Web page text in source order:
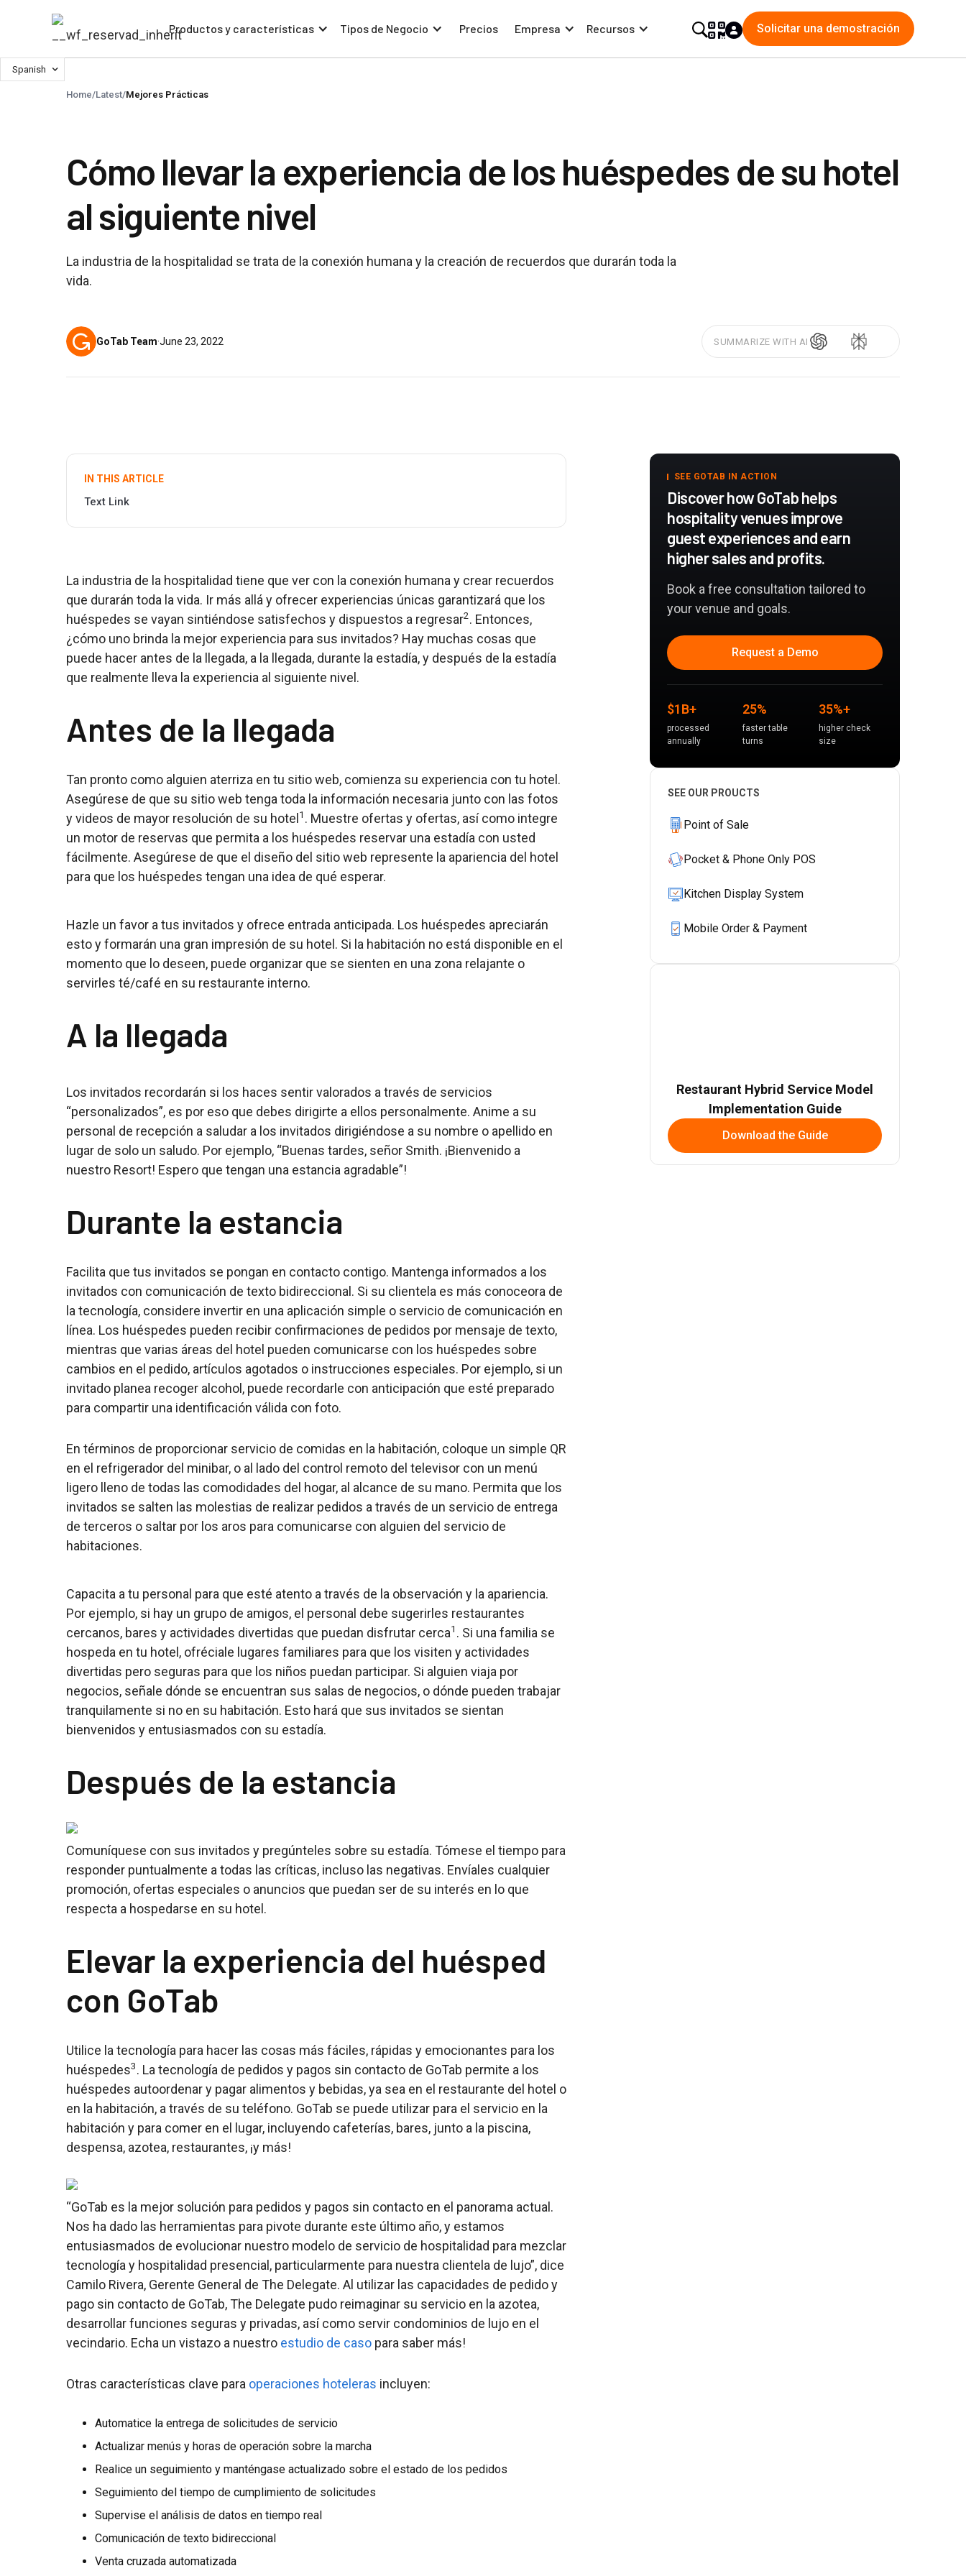
Productos y características Tipos de Negocio Precios Empresa Recursos Solicitar una demostración
Spanish
Home/Latest/Mejores Prácticas
Cómo llevar la experiencia de los huéspedes de su hotel
al siguiente nivel
La industria de la hospitalidad se trata de la conexión humana y la creación de recuerdos que durarán toda la
vida.
GoTab Team·June 23, 2022 SUMMARIZE WITH AI
IN THIS ARTICLE
Text Link
La industria de la hospitalidad tiene que ver con la conexión humana y crear recuerdos
que durarán toda la vida. Ir más allá y ofrecer experiencias únicas garantizará que los
huéspedes se vayan sintiéndose satisfechos y dispuestos a regresar2. Entonces,
¿cómo uno brinda la mejor experiencia para sus invitados? Hay muchas cosas que
puede hacer antes de la llegada, a la llegada, durante la estadía, y después de la estadía
que realmente lleva la experiencia al siguiente nivel.
Antes de la llegada
Tan pronto como alguien aterriza en tu sitio web, comienza su experiencia con tu hotel.
Asegúrese de que su sitio web tenga toda la información necesaria junto con las fotos
y videos de mayor resolución de su hotel 1 . Muestre ofertas y ofertas, así como integre
un motor de reservas que permita a los huéspedes reservar una estadía con usted
fácilmente. Asegúrese de que el diseño del sitio web represente la apariencia del hotel
para que los huéspedes tengan una idea de qué esperar.
Hazle un favor a tus invitados y ofrece entrada anticipada. Los huéspedes apreciarán
esto y formarán una gran impresión de su hotel. Si la habitación no está disponible en el
momento que lo deseen, puede organizar que se sienten en una zona relajante o
servirles té/café en su restaurante interno.
A la llegada
Los invitados recordarán si los haces sentir valorados a través de servicios
“personalizados”, es por eso que debes dirigirte a ellos personalmente. Anime a su
personal de recepción a saludar a los invitados dirigiéndose a su nombre o apellido en
lugar de solo un saludo. Por ejemplo, “Buenas tardes, señor Smith. ¡Bienvenido a
nuestro Resort! Espero que tengan una estancia agradable”!
Durante la estancia
Facilita que tus invitados se pongan en contacto contigo. Mantenga informados a los
invitados con comunicación de texto bidireccional. Si su clientela es más conoceora de
la tecnología, considere invertir en una aplicación simple o servicio de comunicación en
línea. Los huéspedes pueden recibir confirmaciones de pedidos por mensaje de texto,
mientras que varias áreas del hotel pueden comunicarse con los huéspedes sobre
cambios en el pedido, artículos agotados o instrucciones especiales. Por ejemplo, si un
invitado planea recoger alcohol, puede recordarle con anticipación que esté preparado
para compartir una identificación válida con foto.
En términos de proporcionar servicio de comidas en la habitación, coloque un simple QR
en el refrigerador del minibar, o al lado del control remoto del televisor con un menú
ligero lleno de todas las comodidades del hogar, al alcance de su mano. Permita que los
invitados se salten las molestias de realizar pedidos a través de un servicio de entrega
de terceros o saltar por los aros para comunicarse con alguien del servicio de
habitaciones.
Capacita a tu personal para que esté atento a través de la observación y la apariencia.
Por ejemplo, si hay un grupo de amigos, el personal debe sugerirles restaurantes
cercanos, bares y actividades divertidas que puedan disfrutar cerca1 . Si una familia se
hospeda en tu hotel, ofréciale lugares familiares para que los visiten y actividades
divertidas pero seguras para que los niños puedan participar. Si alguien viaja por
negocios, señale dónde se encuentran sus salas de negocios, o dónde pueden trabajar
tranquilamente si no en su habitación. Esto hará que sus invitados se sientan
bienvenidos y entusiasmados con su estadía.
Después de la estancia
Comuníquese con sus invitados y pregúnteles sobre su estadía. Tómese el tiempo para
responder puntualmente a todas las críticas, incluso las negativas. Envíales cualquier
promoción, ofertas especiales o anuncios que puedan ser de su interés en lo que
respecta a hospedarse en su hotel.
Elevar la experiencia del huésped
con GoTab
Utilice la tecnología para hacer las cosas más fáciles, rápidas y emocionantes para los
huéspedes3. La tecnología de pedidos y pagos sin contacto de GoTab permite a los
huéspedes autoordenar y pagar alimentos y bebidas, ya sea en el restaurante del hotel o
en la habitación, a través de su teléfono. GoTab se puede utilizar para el servicio en la
habitación y para comer en el lugar, incluyendo cafeterías, bares, junto a la piscina,
despensa, azotea, restaurantes, ¡y más!
“GoTab es la mejor solución para pedidos y pagos sin contacto en el panorama actual.
Nos ha dado las herramientas para pivote durante este último año, y estamos
entusiasmados de evolucionar nuestro modelo de servicio de hospitalidad para mezclar
tecnología y hospitalidad presencial, particularmente para nuestra clientela de lujo”, dice
Camilo Rivera, Gerente General de The Delegate. Al utilizar las capacidades de pedido y
pago sin contacto de GoTab, The Delegate pudo reimaginar su servicio en la azotea,
desarrollar funciones seguras y privadas, así como servir condominios de lujo en el
vecindario. Echa un vistazo a nuestro estudio de caso para saber más!
Otras características clave para operaciones hoteleras incluyen:
Automatice la entrega de solicitudes de servicio
Actualizar menús y horas de operación sobre la marcha
Realice un seguimiento y manténgase actualizado sobre el estado de los pedidos
Seguimiento del tiempo de cumplimiento de solicitudes
Supervise el análisis de datos en tiempo real
Comunicación de texto bidireccional
Venta cruzada automatizada
SEE GOTAB IN ACTION
Discover how GoTab helps
hospitality venues improve
guest experiences and earn
higher sales and profits.
Book a free consultation tailored to
your venue and goals.
Request a Demo
$1B+
processed
annually
25%
faster table
turns
35%+
higher check
size
SEE OUR PROUCTS
Point of Sale
Pocket & Phone Only POS
Kitchen Display System
Mobile Order & Payment
Restaurant Hybrid Service Model
Implementation Guide
Download the Guide